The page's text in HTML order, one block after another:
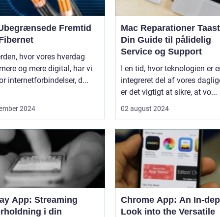
Fremtid
hvor vores hverdag
og mere digital, har vi
internetforbindelser, d...
2024
Mac Reparationer
Din Guide til pålidelig
Service og Support
I en tid, hvor teknologien er
integreret del af vores
er det vigtigt at sikre, at vo...
02 august 2024
App: Streaming
i din
Chrome App: An In-
Look into the Versatile